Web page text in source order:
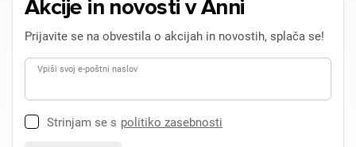
Akcije in novosti v Anni
Prijavite se na obvestila o akcijah in novostih, splača se!
Vpiši svoj e-poštni naslov
Strinjam se s politiko zasebnosti